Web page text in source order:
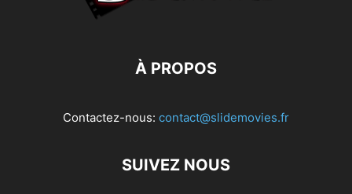
À PROPOS
Contactez-nous: contact@slidemovies.fr
SUIVEZ NOUS